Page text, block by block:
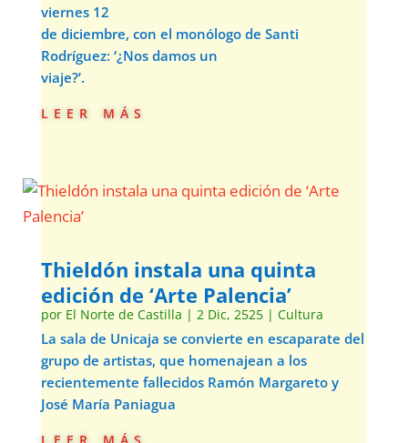
viernes 12
de diciembre, con el monólogo de Santi
Rodríguez: ‘¿Nos damos un
viaje?’.
leer más
Thieldón instala una quinta
edición de ‘Arte Palencia’
por El Norte de Castilla | 2 Dic, 2525| Cultura
La sala de Unicaja se convierte en escaparate del
grupo de artistas, que homenajean a los
recientemente fallecidos Ramón Margareto y
José María Paniagua
leer más